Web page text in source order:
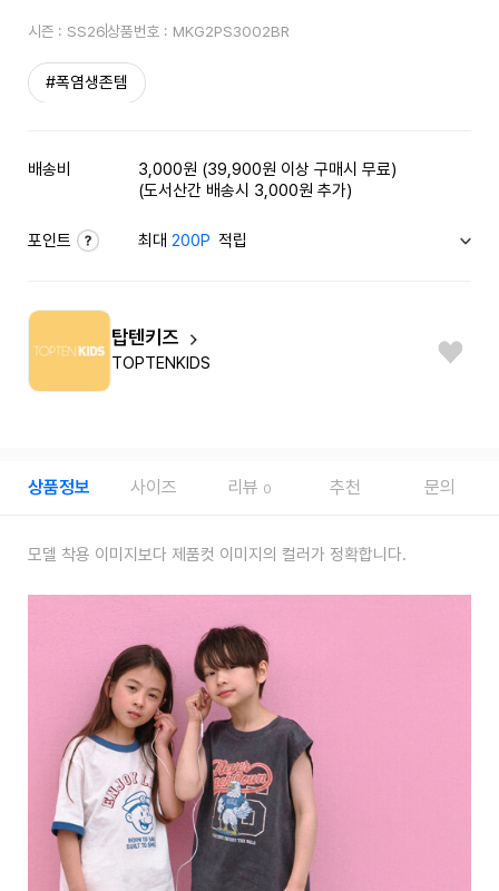
시즌 : SS26상품번호 : MKG2PS3002BR
#폭염생존템
배송비
3,000원 (39,900원 이상 구매시 무료)
(도서산간 배송시 3,000원 추가)
포인트 최대200P 적립
탑텐키즈
TOPTENKIDS
상품정보 사이즈 리뷰 0 추천 문의
모델 착용 이미지보다 제품컷 이미지의 컬러가 정확합니다.